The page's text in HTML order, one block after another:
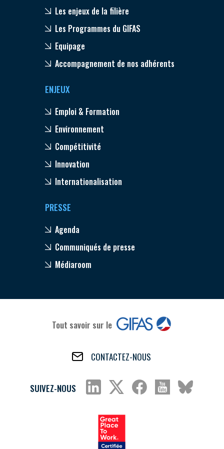
Les enjeux de la filière
Les Programmes du GIFAS
Equipage
Accompagnement de nos adhérents
ENJEUX
Emploi & Formation
Environnement
Compétitivité
Innovation
Internationalisation
PRESSE
Agenda
Communiqués de presse
Médiaroom
Tout savoir sur le
CONTACTEZ-NOUS
SUIVEZ-NOUS